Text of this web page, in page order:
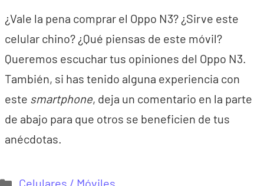
¿Vale la pena comprar el Oppo N3? ¿Sirve este
celular chino? ¿Qué piensas de este móvil?
Queremos escuchar tus opiniones del Oppo N3.
También, si has tenido alguna experiencia con
este smartphone, deja un comentario en la parte
de abajo para que otros se beneficien de tus
anécdotas.
Categorías
Celulares / Móviles